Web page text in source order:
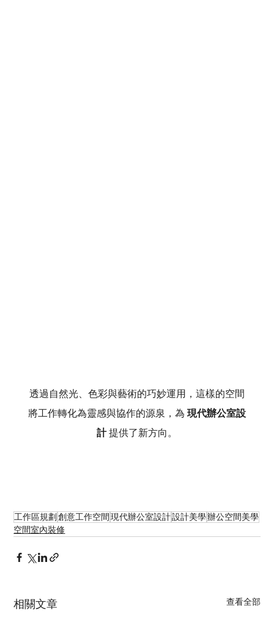
透過自然光、色彩與藝術的巧妙運用，這樣的空間
將工作轉化為靈感與協作的源泉，為 現代辦公室設
計 提供了新方向。
工作區規劃創意工作空間現代辦公室設計設計美學辦公空間美學
空間室內裝修
相關文章 查看全部